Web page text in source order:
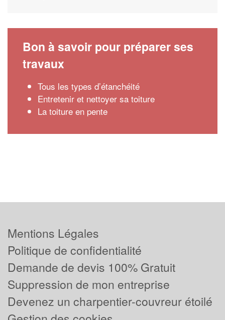
Bon à savoir pour préparer ses
travaux
Tous les types d’étanchéité
Entretenir et nettoyer sa toiture
La toiture en pente
Mentions Légales
Politique de confidentialité
Demande de devis 100% Gratuit
Suppression de mon entreprise
Devenez un charpentier-couvreur étoilé